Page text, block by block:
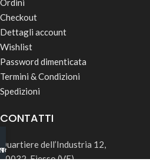
Ordini
Checkout
Dettagli account
Wishlist
Password dimenticata
Termini & Condizioni
Spedizioni
CONTATTI
Quartiere dell’Industria 12,
30032, Fiesso (VE)
B2B